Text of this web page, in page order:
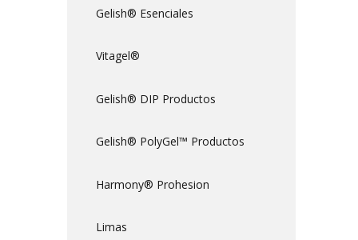
Gelish® Esenciales
Vitagel®
Gelish® DIP Productos
Gelish® PolyGel™ Productos
Harmony® Prohesion
Limas